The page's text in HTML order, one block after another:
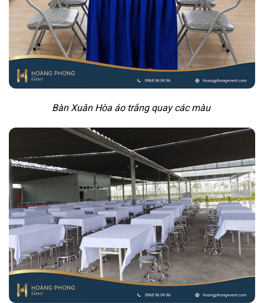
Bàn Xuân Hòa áo trắng quay các màu